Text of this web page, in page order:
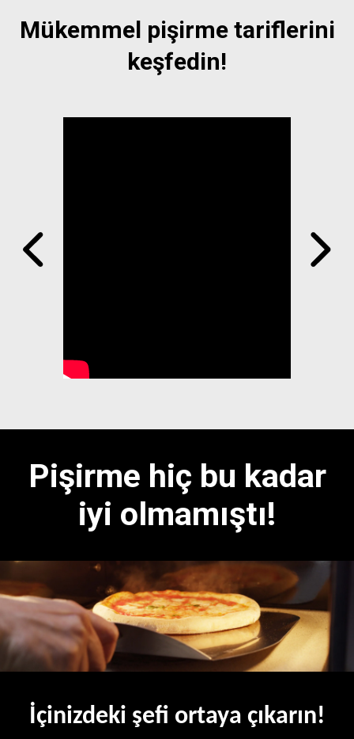
Mükemmel pişirme tariflerini
keşfedin!
Pişirme hiç bu kadar
iyi olmamıştı!
İçinizdeki şefi ortaya çıkarın!